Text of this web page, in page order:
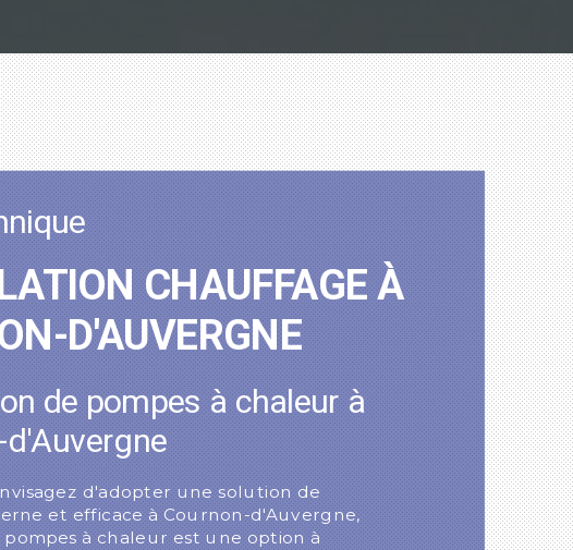
CHAUFFAGE À
D'AUVERGNE
de pompes à chaleur à
d'adopter une solution de
et efficace à Cournon-d'Auvergne,
à chaleur est une option à